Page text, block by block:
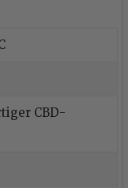
CBD-